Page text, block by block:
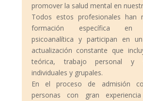
promover la salud mental en
Todos estos profesionales han
formación específica en
psicoanalítica y participan en
actualización constante que
teórica, trabajo personal y
individuales y grupales.
En el proceso de admisión
personas con gran